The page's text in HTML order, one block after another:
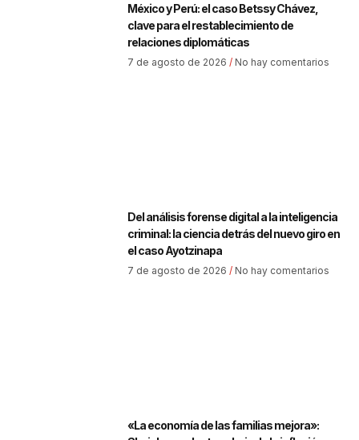
México y Perú: el caso Betssy Chávez,
clave para el restablecimiento de
relaciones diplomáticas
7 de agosto de 2026 No hay comentarios
Del análisis forense digital a la inteligencia
criminal: la ciencia detrás del nuevo giro en
el caso Ayotzinapa
7 de agosto de 2026 No hay comentarios
«La economía de las familias mejora»: